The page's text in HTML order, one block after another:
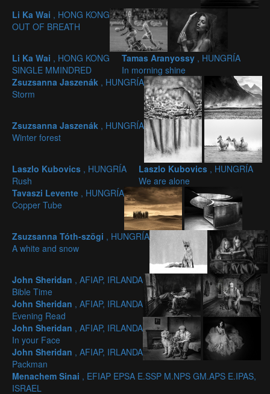
Li Ka Wai , HONG KONG
OUT OF BREATH
Li Ka Wai , HONG KONG
SINGLE MMINDRED
Tamas Aranyossy , HUNGRÍA
In morning shine
Zsuzsanna Jaszenák , HUNGRÍA
Storm
Zsuzsanna Jaszenák , HUNGRÍA
Winter forest
Laszlo Kubovics , HUNGRÍA
Rush
Laszlo Kubovics , HUNGRÍA
We are alone
Tavaszi Levente , HUNGRÍA
Copper Tube
Zsuzsanna Tóth-szögi , HUNGRÍA
A white and snow
John Sheridan , AFIAP, IRLANDA
Bible Time
John Sheridan , AFIAP, IRLANDA
Evening Read
John Sheridan , AFIAP, IRLANDA
In your Face
John Sheridan , AFIAP, IRLANDA
Packman
Menachem Sinai , EFIAP EPSA E.SSP M.NPS GM.APS E.IPAS,
ISRAEL